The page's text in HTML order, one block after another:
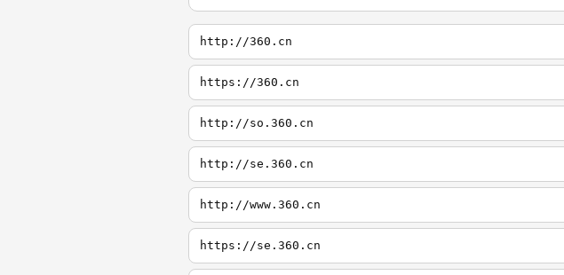
http://360.cn
https://360.cn
http://so.360.cn
http://se.360.cn
http://www.360.cn
https://se.360.cn